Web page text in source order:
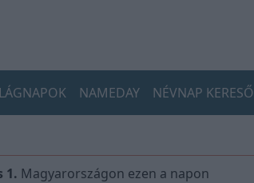
NAMEDAY NÉVNAP KERESŐ
1. Magyarországon ezen a napon